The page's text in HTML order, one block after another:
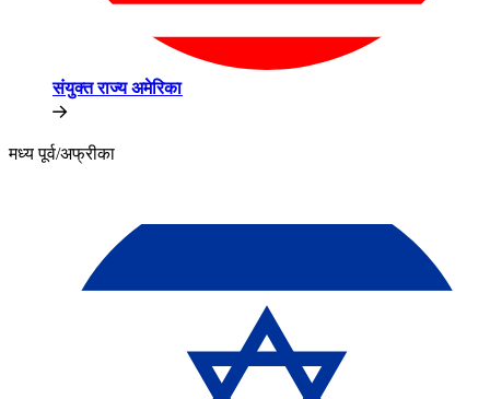
संयुक्त राज्य अमेरिका​​
मध्य पूर्व/अफ्रीका​​